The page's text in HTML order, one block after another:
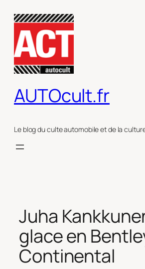
contenu
AUTOcult.fr
Le blog du culte automobile et de la
Juha
glace en
Continental